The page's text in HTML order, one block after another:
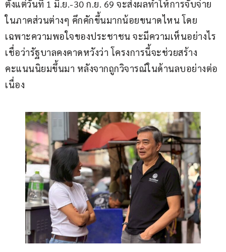
ตั้งแต่วันที่ 1 มิ.ย.-30 ก.ย. 69 จะส่งผลทำให้การจับจ่าย
ในภาคส่วนต่างๆ คึกคักขึ้นมากน้อยขนาดไหน โดย
เฉพาะความพอใจของประชาชน จะมีความเห็นอย่างไร
เชื่อว่ารัฐบาลคงคาดหวังว่า โครงการนี้จะช่วยสร้าง
คะแนนนิยมขึ้นมา หลังจากถูกวิจารณ์ในด้านลบอย่างต่อ
เนื่อง